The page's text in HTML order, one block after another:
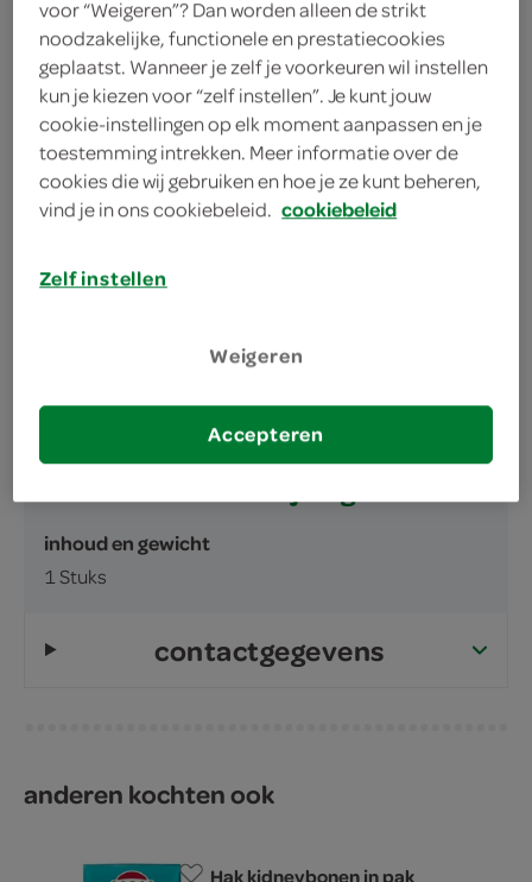
producten, maar worden wél automatisch
verwerkt in de winkelmand.
zachte Hollandse klassieker met milde smaak, en je
zet in no-time een vertrouwde maaltijd op tafel
zacht van smaak
bewaar bloemkool koel en donker
inhoud en gewicht
1 Stuks
contactgegevens
anderen kochten ook
Hak kidneybonen in pak
voor “Weigeren”? Dan worden alleen de strikt
noodzakelijke, functionele en prestatiecookies
geplaatst. Wanneer je zelf je voorkeuren wil instellen
kun je kiezen voor “zelf instellen”. Je kunt jouw
cookie-instellingen op elk moment aanpassen en je
toestemming intrekken. Meer informatie over de
cookies die wij gebruiken en hoe je ze kunt beheren,
vind je in ons cookiebeleid. cookiebeleid
Zelf instellen
Weigeren
Accepteren